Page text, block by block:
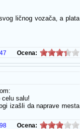
ličnog vozača, a plata
47 Ocena:
celu salu!
izašli da naprave mesta
98 Ocena: